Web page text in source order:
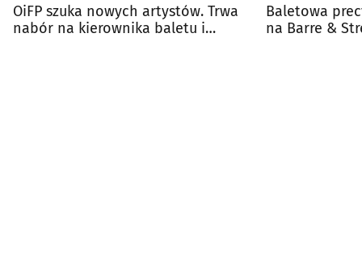
OiFP szuka nowych artystów. Trwa
nabór na kierownika baletu i
Baletowa
na Barre &